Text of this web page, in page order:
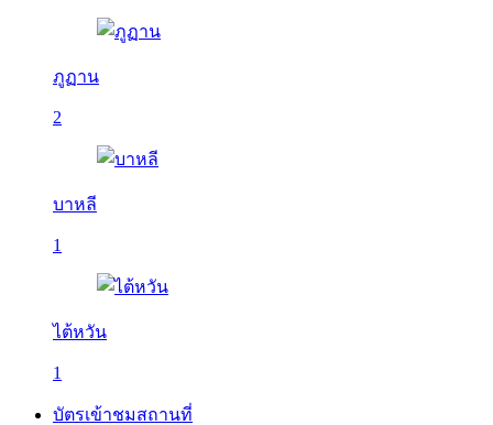
ภูฏาน
2
บาหลี
1
ไต้หวัน
1
บัตรเข้าชมสถานที่